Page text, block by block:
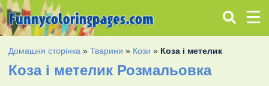
Домашня сторінка »Тварини » Кози » Коза і метелик
Коза і метелик Розмальовка